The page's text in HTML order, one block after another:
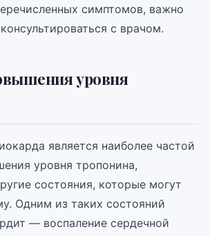
симптомов, важно
с врачом.
уровня
является наиболее частой
уровня тропонина,
состояния, которые могут
Одним из таких состояний
— воспаление сердечной